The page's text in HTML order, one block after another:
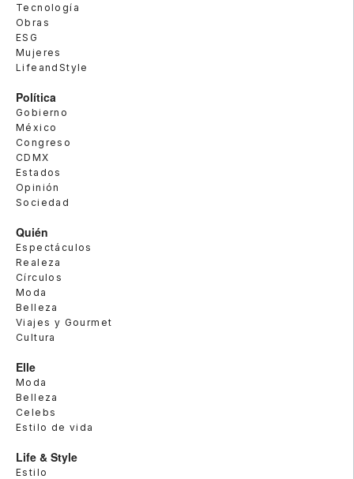
Tecnología
Obras
ESG
Mujeres
LifeandStyle
Política
Gobierno
México
Congreso
CDMX
Estados
Opinión
Sociedad
Quién
Espectáculos
Realeza
Círculos
Moda
Belleza
Viajes y Gourmet
Cultura
Elle
Moda
Belleza
Celebs
Estilo de vida
Life & Style
Estilo